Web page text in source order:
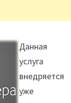
Данная
услуга
внедряется
уже